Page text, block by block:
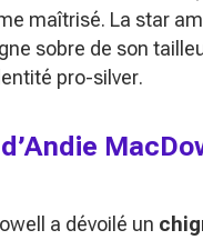
maîtrisé. La star
sobre de son
pro-silver.
a dévoilé un